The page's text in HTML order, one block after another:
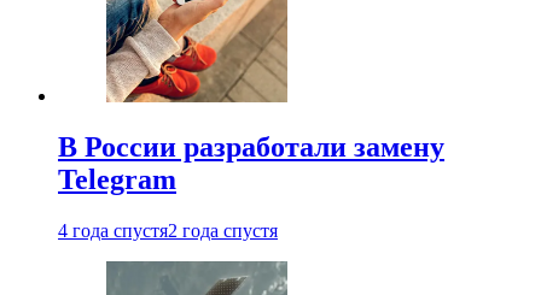
В России разработали замену
Telegram
4 года спустя2 года спустя